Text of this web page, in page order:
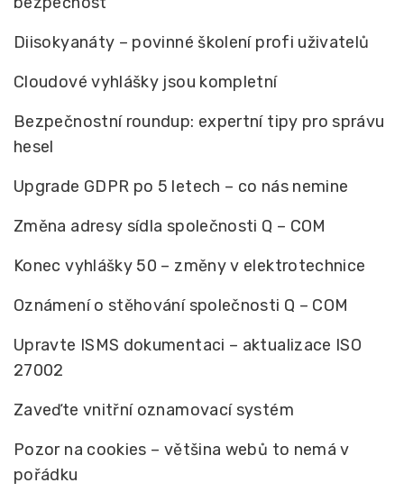
Diisokyanáty – povinné školení profi uživatelů
Cloudové vyhlášky jsou kompletní
Bezpečnostní roundup: expertní tipy pro správu
hesel
Upgrade GDPR po 5 letech – co nás nemine
Změna adresy sídla společnosti Q – COM
Konec vyhlášky 50 – změny v elektrotechnice
Oznámení o stěhování společnosti Q – COM
Upravte ISMS dokumentaci – aktualizace ISO
27002
Zaveďte vnitřní oznamovací systém
Pozor na cookies – většina webů to nemá v
pořádku